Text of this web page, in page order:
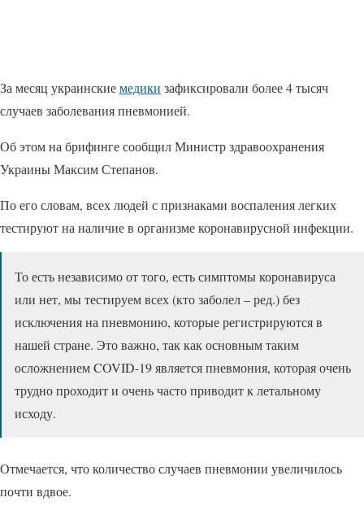
За месяц украинскиемедики зафиксировали более 4 тысяч
случаев заболевания пневмонией.
Об этом на брифинге сообщил Министр здравоохранения
Украины Максим Степанов.
По его словам, всех людей с признаками воспаления легких
тестируют на наличие в организме коронавирусной инфекции.
То есть независимо от того, есть симптомы коронавируса
или нет, мы тестируем всех (кто заболел – ред.) без
исключения на пневмонию, которые регистрируются в
нашей стране. Это важно, так как основным таким
осложнением COVID-19 является пневмония, которая очень
трудно проходит и очень часто приводит к летальному
исходу.
Отмечается, что количество случаев пневмонии увеличилось
почти вдвое.